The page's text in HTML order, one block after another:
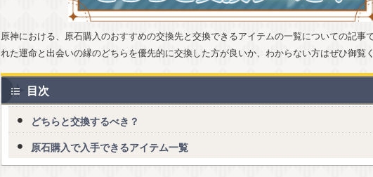
原神における、原石購入のおすすめの交換先と交換できるアイテムの一覧についての記事
れた運命と出会いの縁のどちらを優先的に交換した方が良いか、わからない方はぜひ御覧く
目次
どちらと交換するべき？
原石購入で入手できるアイテム一覧